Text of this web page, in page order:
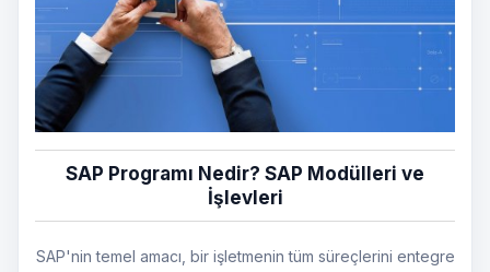
SAP Programı Nedir? SAP Modülleri ve
İşlevleri
SAP'nin temel amacı, bir işletmenin tüm süreçlerini entegre